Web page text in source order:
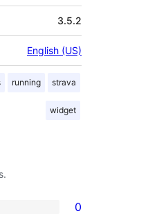
3.5.2
English (US)
running strava
widget
0